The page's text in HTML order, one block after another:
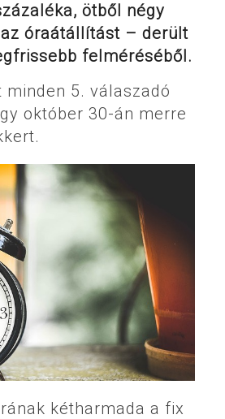
ötből négy
óraátállítást – derült
felméréséből.
5. válaszadó
október 30-án merre
kétharmada a fix